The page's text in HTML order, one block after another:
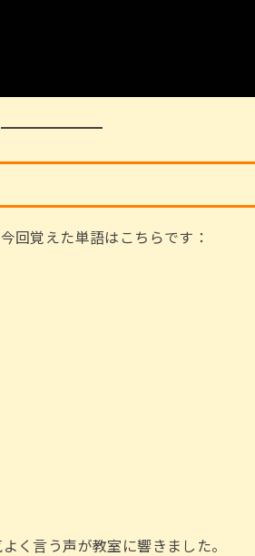
回覚えた単語はこちらです：
く言う声が教室に響きました。